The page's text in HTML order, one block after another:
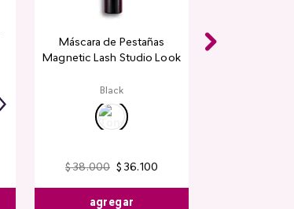
Máscara de Pestañas
Magnetic Lash Studio Look
Black
$ 38.000 $ 36.100
agregar